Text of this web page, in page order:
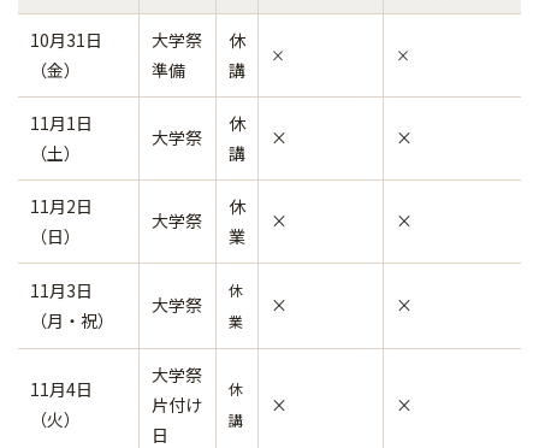
10月31日
（金）
大学祭
準備
休
講
× ×
11月1日
（土）
大学祭
休
講
× ×
11月2日
（日）
大学祭
休
業
× ×
11月3日
（月・祝）
大学祭
休
業
× ×
11月4日
（火）
大学祭
片付け
日
休
講
× ×